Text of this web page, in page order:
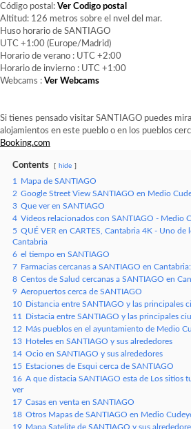
Código postal: Ver Codigo postal
Altitud: 126 metros sobre el nvel del mar.
Huso horario de SANTIAGO
UTC +1:00 (Europe/Madrid)
Horario de verano : UTC +2:00
Horario de invierno : UTC +1:00
Webcams : Ver Webcams
Si tienes pensado visitar SANTIAGO puedes
alojamientos en este pueblo o en los pueblos
Booking.com
Contents hide
1
Mapa de SANTIAGO
2 Google Street View SANTIAGO en Medio
3 Que ver en SANTIAGO
4 Vídeos relacionados con SANTIAGO - Medio
5 QUÉ VER en CARTES, Cantabria 4K - Uno de
Cantabria
6 el tiempo en SANTIAGO
7
Farmacias cercanas a SANTIAGO en Cantabria:
8 Centos de Salud cercanas a SANTIAGO en
9 Aeropuertos cerca de SANTIAGO
10
Distancia entre SANTIAGO y las principales
11
Distacia entre SANTIAGO y las principales
12
Más pueblos en el ayuntamiento de Medio
13
Hoteles en SANTIAGO y sus alrededores
14 Ocio en SANTIAGO y sus alrededores
15
Estaciones de Esqui cerca de SANTIAGO
16 A que distacia SANTIAGO esta de Los sitios
ver
17 Casas en venta en SANTIAGO
18 Otros Mapas de SANTIAGO en Medio
19
Mapa Satelite de SANTIAGO y sus